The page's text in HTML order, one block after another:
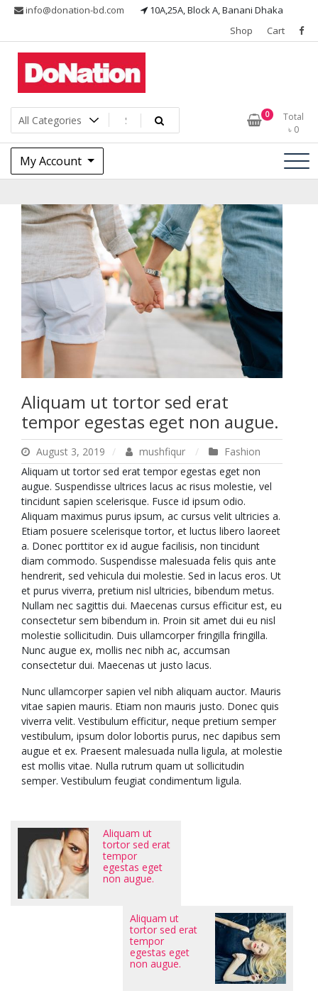
Skip
info@donation-bd.com
10A,25A, Block A, Banani Dhaka
Shop
Cart
DoNationbd
I LOVE MY NATION 0
Total
৳ 0
My Account
Aliquam ut tortor sed erat
tempor egestas eget non augue.
August 3, 2019 mushfiqur
Fashion
Aliquam ut tortor sed erat tempor egestas eget non
augue. Suspendisse ultrices lacus ac risus molestie, vel
tincidunt sapien scelerisque. Fusce id ipsum odio.
Aliquam maximus purus ipsum, ac cursus velit ultricies a.
Etiam posuere scelerisque tortor, et luctus libero laoreet
a. Donec porttitor ex id augue facilisis, non tincidunt
diam commodo. Suspendisse malesuada felis quis ante
hendrerit, sed vehicula dui molestie. Sed in lacus eros. Ut
et purus viverra, pretium nisl ultricies, bibendum metus.
Nullam nec sagittis dui. Maecenas cursus efficitur est, eu
consectetur sem bibendum in. Proin sit amet dui eu nisl
molestie sollicitudin. Duis ullamcorper fringilla fringilla.
Nunc augue ex, mollis nec nibh ac, accumsan
consectetur dui. Maecenas ut justo lacus.
Nunc ullamcorper sapien vel nibh aliquam auctor. Mauris
vitae sapien mauris. Etiam non mauris justo. Donec quis
viverra velit. Vestibulum efficitur, neque pretium semper
vestibulum, ipsum dolor lobortis purus, nec dapibus sem
augue et ex. Praesent malesuada nulla ligula, at molestie
est mollis vitae. Nulla rutrum quam ut sollicitudin
semper. Vestibulum feugiat condimentum ligula.
Aliquam ut
tortor sed erat
tempor
egestas eget
non augue.
Aliquam ut
tortor sed erat
tempor
egestas eget
non augue.